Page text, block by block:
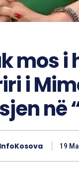
mos i
i
në
InfoKosova 19